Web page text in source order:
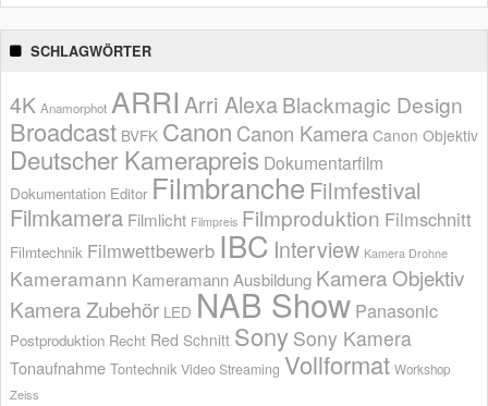
SCHLAGWÖRTER
4K Anamorphot ARRI Arri AlexaBlackmagic Design
Broadcast BVFK Canon Canon Kamera Canon Objektiv
Deutscher Kamerapreis Dokumentarfilm
Dokumentation Editor Filmbranche Filmfestival
Filmkamera Filmlicht Filmpreis Filmproduktion Filmschnitt
Filmtechnik Filmwettbewerb IBC Interview Kamera Drohne
Kameramann Kameramann Ausbildung Kamera Objektiv
Kamera Zubehör LED NAB Show Panasonic
Postproduktion Recht Red Schnitt Sony Sony Kamera
Tonaufnahme Tontechnik Video Streaming Vollformat Workshop
Zeiss